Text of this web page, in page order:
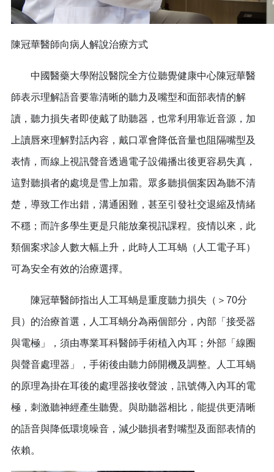
陳冠華醫師向病人解說治療方式
中國醫藥大學附設醫院全方位聽覺健康中心陳冠華醫
師表示理解語音要靠清晰的聽力及嘴型和面部表情的解
讀，聽力損失者即使戴了助聽器，也常利用靠近音源，加
上讀唇來理解對話內容，戴口罩會降低音量也阻隔嘴型及
表情，而線上視訊聲音透過電子設備播出後更容易失真，
這對聽損者的處境是雪上加霜。眾多聽損個案因為聽不清
楚，導致工作出錯，溝通困難，甚至引發社交退縮及情緒
不穩；而許多學生更是只能放棄視訊課程。疫情以來，此
類個案求診人數大幅上升，此時人工耳蝸（人工電子耳）
可為安全有效的治療選擇。
陳冠華醫師指出人工耳蝸是重度聽力損失（＞70分
貝）的治療首選，人工耳蝸分為兩個部分，內部「接受器
與電極」，須由專業耳科醫師手術植入內耳；外部「線圈
與聲音處理器」，手術後由聽力師開機及調整。人工耳蝸
的原理為掛在耳後的處理器接收聲波，訊號傳入內耳的電
極，刺激聽神經產生聽覺。與助聽器相比，能提供更清晰
的語音與降低環境噪音，減少聽損者對嘴型及面部表情的
依賴。